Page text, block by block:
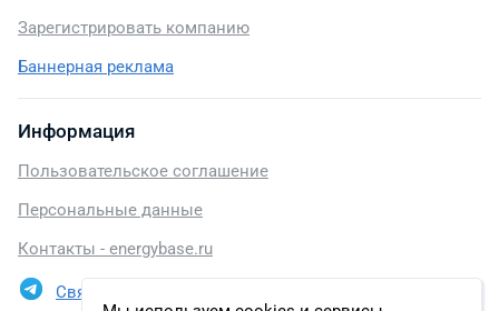
Зарегистрировать компанию
Баннерная реклама
Информация
Пользовательское соглашение
Персональные данные
Контакты - energybase.ru
Связаться в Telegram